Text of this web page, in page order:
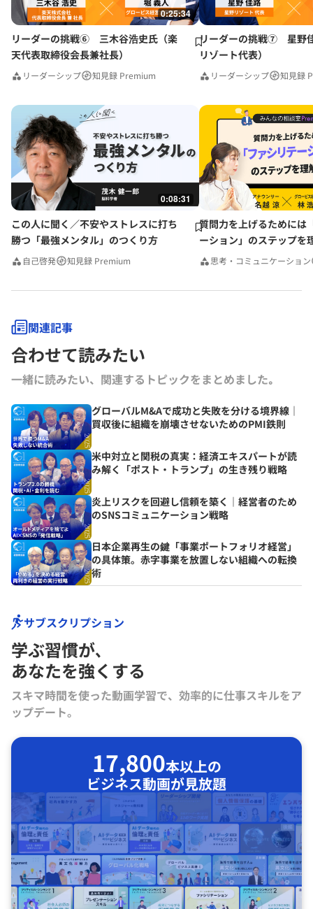
0:25:34
リーダーの挑戦⑥ 三木谷浩史氏（楽
天代表取締役会長兼社長）
リーダーシップ 知見録 Premium
リーダーの挑戦⑦ 星野
リゾート代表）
リーダーシップ 知見録
0:08:31
この人に聞く／不安やストレスに打ち
勝つ「最強メンタル」のつくり方
自己啓発 知見録 Premium
質問力を上げるためには
ーション」のステップを
みんなの相談室Premium
思考・コミュニケーション
関連記事
合わせて読みたい
一緒に読みたい、関連するトピックをまとめました｡
グローバルM&Aで成功と失敗を分ける境界線｜
買収後に組織を崩壊させないためのPMI鉄則
米中対立と関税の真実：経済エキスパートが読
み解く「ポスト・トランプ」の生き残り戦略
炎上リスクを回避し信頼を築く｜経営者のため
のSNSコミュニケーション戦略
日本企業再生の鍵「事業ポートフォリオ経営」
の具体策。赤字事業を放置しない組織への転換
術
サブスクリプション
学ぶ習慣が､
あなたを強くする
スキマ時間を使った動画学習で、効率的に仕事スキルをア
ップデート。
17,800本以上の
ビジネス動画が見放題